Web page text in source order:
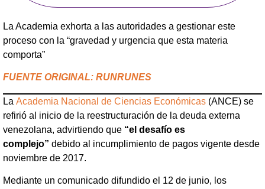
La Academia exhorta a las autoridades a gestionar este
proceso con la “gravedad y urgencia que esta materia
comporta”
FUENTE ORIGINAL: RUNRUNES
La Academia Nacional de Ciencias Económicas (ANCE) se
refirió al inicio de la reestructuración de la deuda externa
venezolana, advirtiendo que “el desafío es
complejo” debido al incumplimiento de pagos vigente desde
noviembre de 2017.
Mediante un comunicado difundido el 12 de junio, los